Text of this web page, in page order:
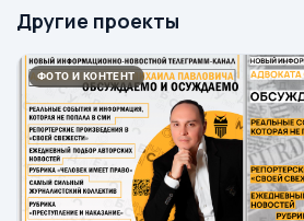
Другие проекты
ФОТО И КОНТЕНТ